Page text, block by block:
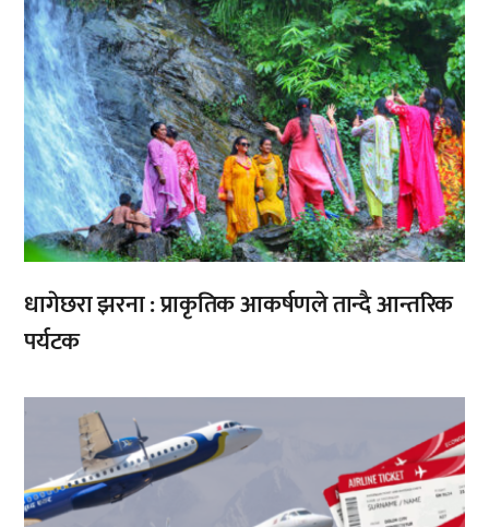
धागेछरा झरना : प्राकृतिक आकर्षणले तान्दै आन्तरिक
पर्यटक